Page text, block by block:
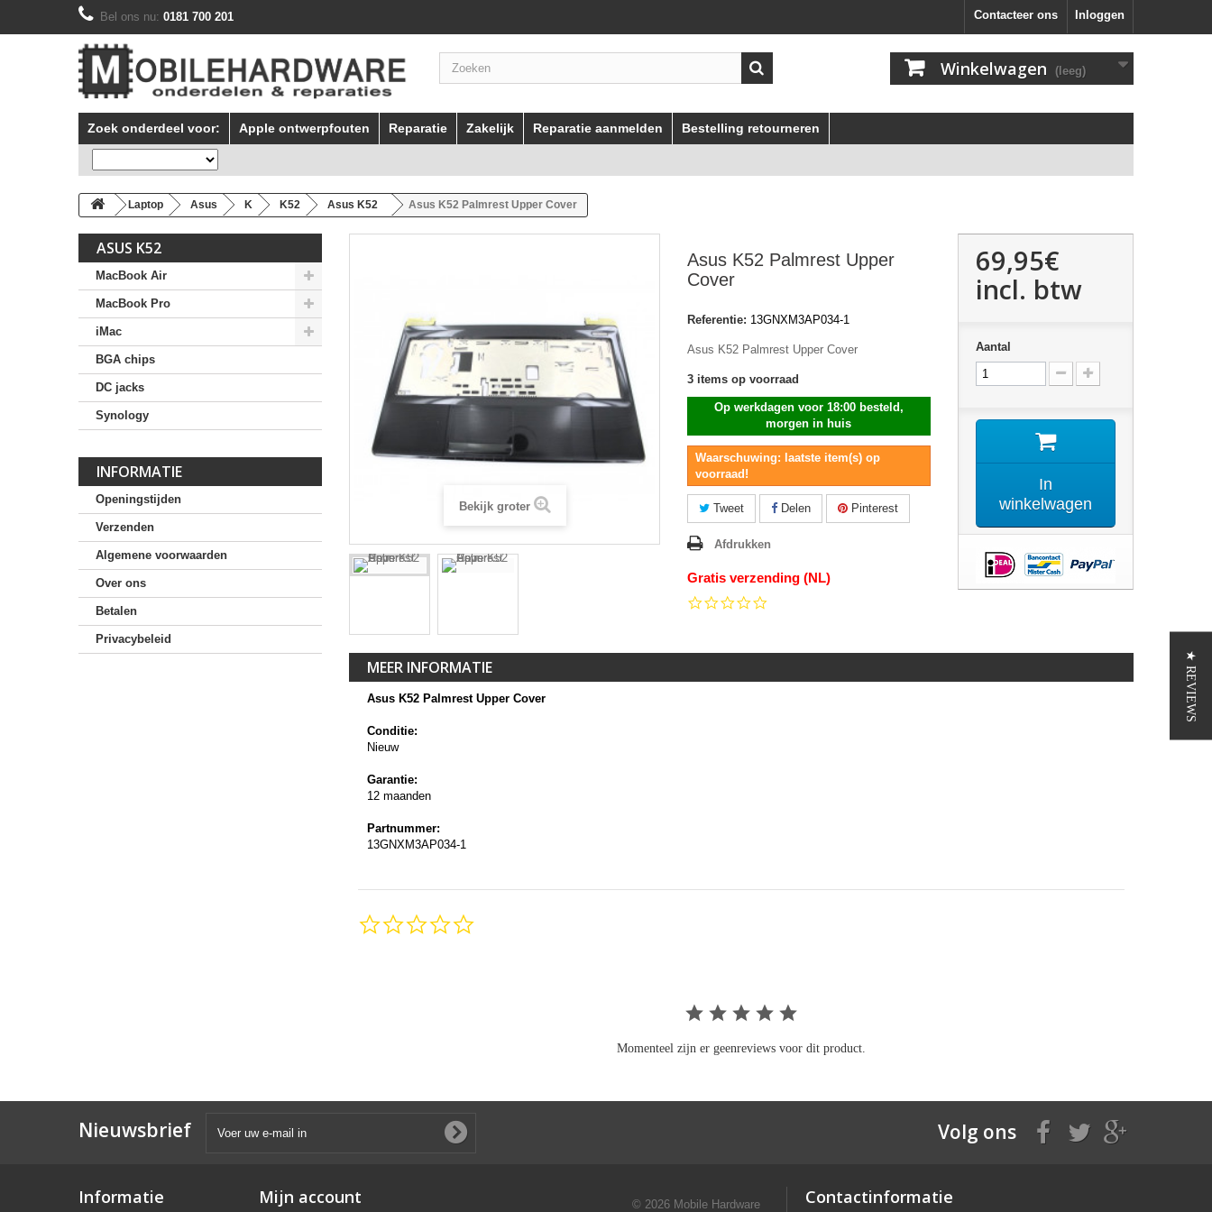
Inloggen
Contacteer ons
Bel ons nu: 0181 700 201
Winkelwagen (leeg)
Zoek onderdeel voor: Apple ontwerpfouten Reparatie Zakelijk Reparatie aanmelden Bestelling retourneren
Laptop Asus K K52 Asus K52 Asus K52 Palmrest Upper Cover
ASUS K52
MacBook Air
MacBook Pro
iMac
BGA chips
DC jacks
Synology
INFORMATIE
Openingstijden
Verzenden
Algemene voorwaarden
Over ons
Betalen
Privacybeleid
Bekijk groter
Asus K52 Palmrest Upper
Cover
Referentie: 13GNXM3AP034-1
Asus K52 Palmrest Upper Cover
3 items op voorraad
Op werkdagen voor 18:00 besteld,
morgen in huis
Waarschuwing: laatste item(s) op
voorraad!
Tweet Delen Pinterest
Afdrukken
Gratis verzending (NL)
69,95€
incl. btw
Aantal
In
winkelwagen
MEER INFORMATIE
Asus K52 Palmrest Upper Cover
Conditie:
Nieuw
Garantie:
12 maanden
Partnummer:
13GNXM3AP034-1
Momenteel zijn er geenreviews voor dit product.
Nieuwsbrief Volg ons
Informatie Mijn account Contactinformatie
© 2026 Mobile Hardware
★ REVIEWS